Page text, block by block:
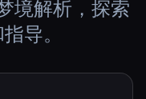
创作者
境解析，探索
导。